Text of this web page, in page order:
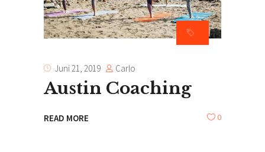
Juni 21, 2019 Carlo
Austin Coaching
READ MORE 0